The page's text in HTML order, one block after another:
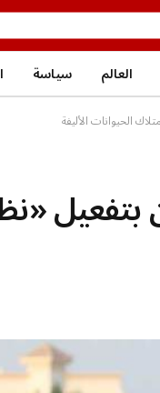
العالم سياسة
الحيوانات الأليفة